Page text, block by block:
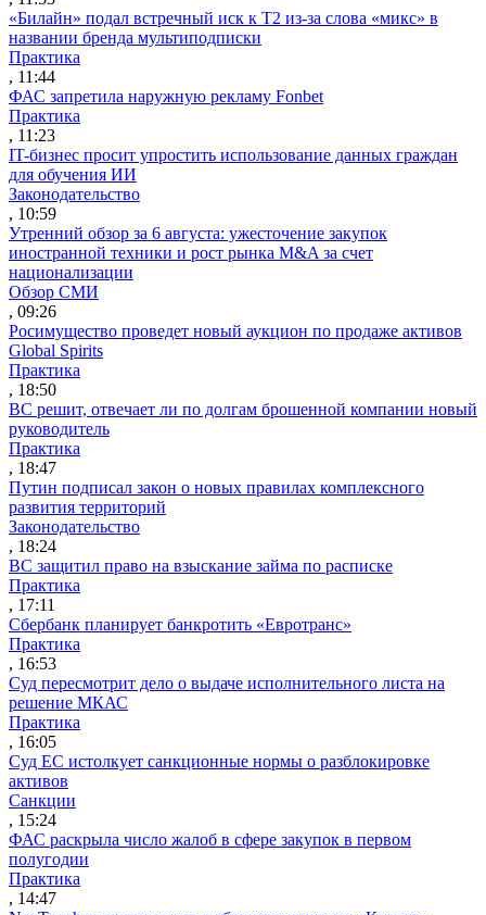
«Билайн» подал встречный иск к Т2 из-за слова «микс» в
названии бренда мультиподписки
Практика
, 11:44
ФАС запретила наружную рекламу Fonbet
Практика
, 11:23
IT-бизнес просит упростить использование данных граждан
для обучения ИИ
Законодательство
, 10:59
Утренний обзор за 6 августа: ужесточение закупок
иностранной техники и рост рынка M&A за счет
национализации
Обзор СМИ
, 09:26
Росимущество проведет новый аукцион по продаже активов
Global Spirits
Практика
, 18:50
ВС решит, отвечает ли по долгам брошенной компании новый
руководитель
Практика
, 18:47
Путин подписал закон о новых правилах комплексного
развития территорий
Законодательство
, 18:24
ВС защитил право на взыскание займа по расписке
Практика
, 17:11
Сбербанк планирует банкротить «Евротранс»
Практика
, 16:53
Суд пересмотрит дело о выдаче исполнительного листа на
решение МКАС
Практика
, 16:05
Суд ЕС истолкует санкционные нормы о разблокировке
активов
Санкции
, 15:24
ФАС раскрыла число жалоб в сфере закупок в первом
полугодии
Практика
, 14:47